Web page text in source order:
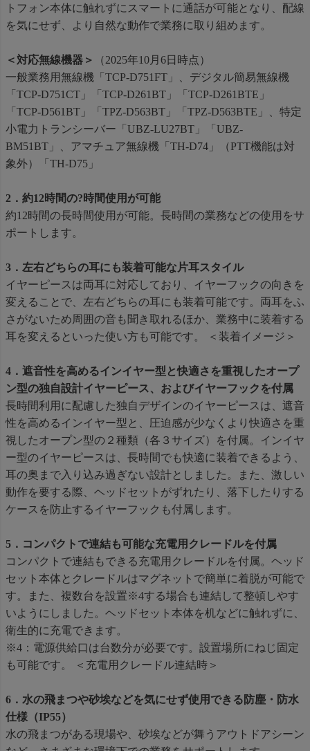
トフォン本体に触れずにスマートに通話が可能となり、配線
を気にせず、より自然な動作で業務に取り組めます。
＜対応無線機器＞
（2025年10月6日時点）
一般業務用無線機「TCP-D751FT」、デジタル簡易無線機
「TCP-D751CT」「TCP-D261BT」「TCP-D261BTE」
「TCP-D561BT」「TPZ-D563BT」「TPZ-D563BTE」、特定
小電力トランシーバー「UBZ-LU27BT」「UBZ-
BM51BT」、アマチュア無線機「TH-D74」（PTT機能は対
象外）「TH-D75」
2．約12時間の?時間使用が可能
約12時間の長時間使用が可能。長時間の業務などの使用をサ
ポートします。
3．左右どちらの耳にも装着可能な片耳スタイル
イヤーピースは両耳に対応しており、イヤーフックの向きを
変えることで、左右どちらの耳にも装着可能です。両耳をふ
さがないため周囲の音も聞き取れるほか、業務中に装着する
耳を変えるといった使い方も可能です。 ＜装着イメージ＞
4．遮音性を高めるインイヤー型と快適さを重視したオープ
ン型の独自設計イヤーピース、およびイヤーフックを付属
長時間利用に配慮した独自デザインのイヤーピースは、遮音
性を高めるインイヤー型と、圧迫感が少なくより快適さを重
視したオープン型の２種類（各３サイズ）を付属。インイヤ
ー型のイヤーピースは、長時間でも快適に装着できるよう、
耳の奥まで入り込み過ぎない設計としました。また、激しい
動作を要する際、ヘッドセットがずれたり、落下したりする
ケースを防止するイヤーフックも付属します。
5．コンパクトで連結も可能な充電用クレードルを付属
コンパクトで連結もできる充電用クレードルを付属。ヘッド
セット本体とクレードルはマグネットで簡単に着脱が可能で
す。また、複数台を設置※4する場合も連結して整頓しやす
いようにしました。ヘッドセット本体を机などに触れずに、
衛生的に充電できます。
※4：電源供給口は台数分が必要です。設置場所にねじ固定
も可能です。 ＜充電用クレードル連結時＞
6．水の飛まつや砂埃などを気にせず使用できる防塵・防水
仕様（IP55）
水の飛まつがある現場や、砂埃などが舞うアウトドアシーン